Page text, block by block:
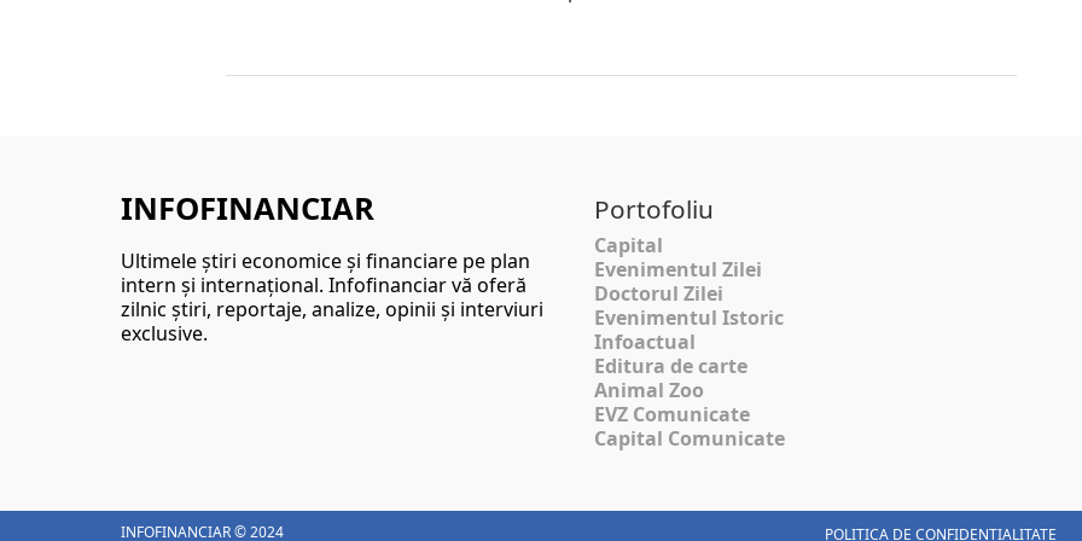
INFOFINANCIAR
Ultimele ştiri economice şi financiare pe plan
intern şi internaţional. Infofinanciar vă oferă
zilnic ştiri, reportaje, analize, opinii şi interviuri
exclusive.
Portofoliu
Capital
Evenimentul Zilei
Doctorul Zilei
Evenimentul Istoric
Infoactual
Editura de carte
Animal Zoo
EVZ Comunicate
Capital Comunicate
POLITICA DE CONFIDENȚIALITATE
INFOFINANCIAR © 2024